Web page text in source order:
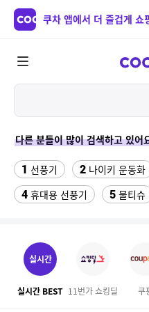
쿠차 앱에서 더 즐겁게 쇼
다른 분들이 많이 검색하고 있어
1 선풍기 2 나이키 운동화
4 휴대용 선풍기 5 물티슈
11 ESSECORE KLEVV
12 forever21
13 남자 여름바지 린넨 면바
실시간
실시간 BEST 11번가 쇼킹딜 쿠